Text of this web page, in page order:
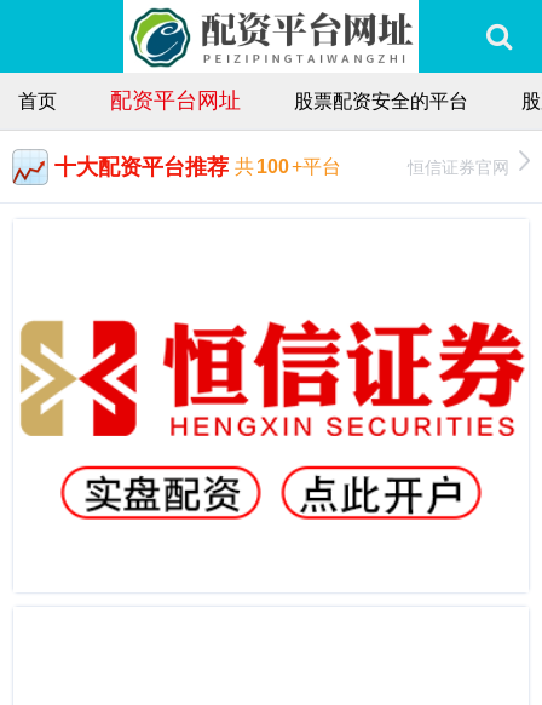
首页 配资平台网址 股票配资安全的平台
十大配资平台推荐 共100+平台 恒信证券官网